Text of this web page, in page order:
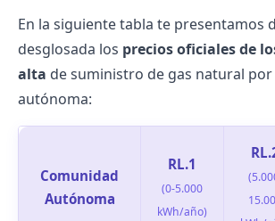
En la siguiente tabla te presentamos
desglosada los precios oficiales de
alta de suministro de gas natural
autónoma:
Comunidad
Autónoma
RL.1
(0-5.000
kWh/año)